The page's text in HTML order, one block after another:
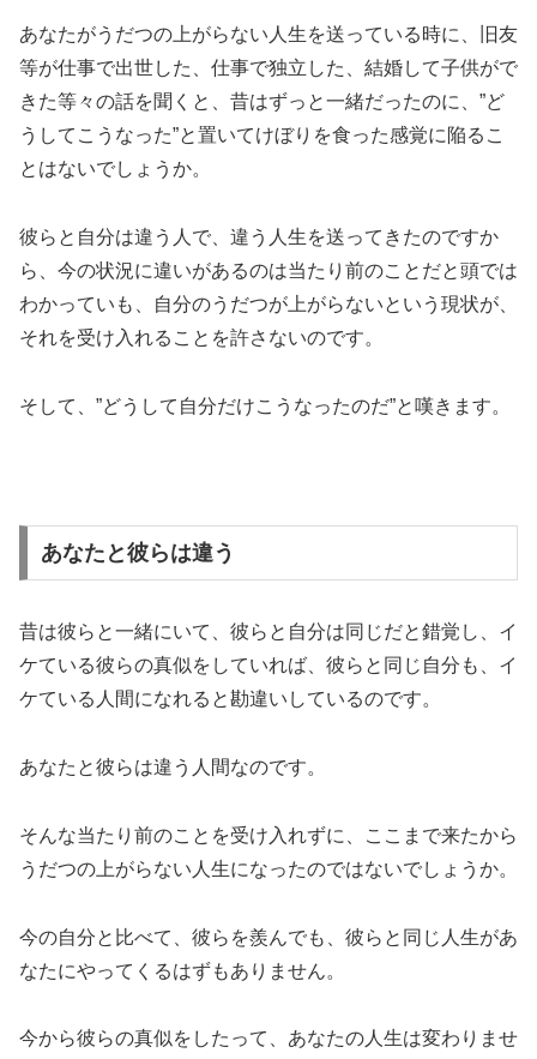
あなたがうだつの上がらない人生を送っている時に、旧友
等が仕事で出世した、仕事で独立した、結婚して子供がで
きた等々の話を聞くと、昔はずっと一緒だったのに、”ど
うしてこうなった”と置いてけぼりを食った感覚に陥るこ
とはないでしょうか。
彼らと自分は違う人で、違う人生を送ってきたのですか
ら、今の状況に違いがあるのは当たり前のことだと頭では
わかっていも、自分のうだつが上がらないという現状が、
それを受け入れることを許さないのです。
そして、”どうして自分だけこうなったのだ”と嘆きます。
あなたと彼らは違う
昔は彼らと一緒にいて、彼らと自分は同じだと錯覚し、イ
ケている彼らの真似をしていれば、 彼らと同じ自分も、イ
ケている人間になれると勘違いしているのです。
あなたと彼らは違う人間なのです。
そんな当たり前のことを受け入れずに、ここまで来たから
うだつの上がらない人生になったのではないでしょうか。
今の自分と比べて、彼らを羨んでも、彼らと同じ人生があ
なたにやってくるはずもありません。
今から彼らの真似をしたって、あなたの人生は変わりませ